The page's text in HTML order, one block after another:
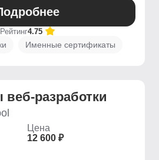
Рейтинг4.75
Именные сертификаты
разработки
Цена
12 600 ₽